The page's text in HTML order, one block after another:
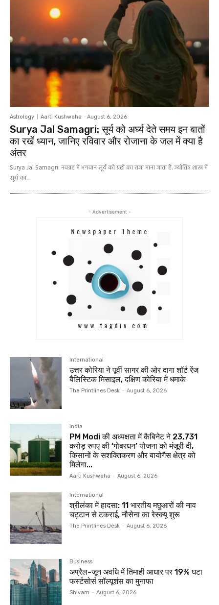
Astrology Aarti Kushwaha - August 6, 2026
Surya Jal Samagri: सूर्य को अर्घ्य देते समय इन बातों
का रखें ध्यान, जानिए रविवार और रोजाना के जल में क्या है
अंतर
Surya Jal Samagri: नवग्रह में भगवान सूर्य को ग्रहों का राजा माना जाता हैं. ज्योतिष शास्त्र में
सूर्य का...
- Advertisement -
International
उत्तर कोरिया ने पूर्वी सागर की ओर दागा शॉर्ट रेंज
बैलिस्टिक मिसाइल, दक्षिण कोरिया में धमाके
The Printlines Desk - August 6, 2026
India
PM Modi की अध्यक्षता में कैबिनेट ने 23,731
करोड़ रुपए की ‘गोबरधन’ योजना को मंजूरी दी,
किसानों के सशक्तिकरण और बायोगैस क्षेत्र को
मिलेगा...
Aarti Kushwaha - August 6, 2026
International
श्रीलंका में हादसा: 11 भारतीय मछुआरों की नाव
चट्टान से टकराई, नौसेना का रेस्क्यू शुरू
The Printlines Desk - August 6, 2026
Business
अप्रैल-जून अवधि में तिमाही आधार पर 19% घटा
फर्स्टसोर्स सॉल्यूशंस का मुनाफा
Shivam - August 6, 2026